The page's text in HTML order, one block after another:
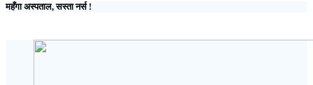
महँगा अस्पताल, सस्ता नर्स !